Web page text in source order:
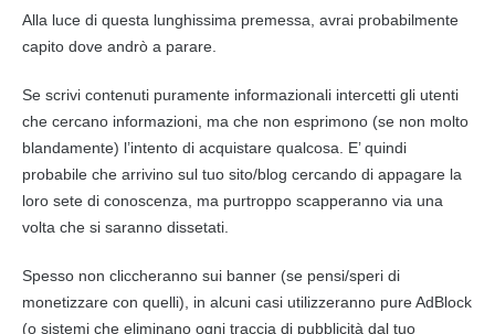
Alla luce di questa lunghissima premessa, avrai probabilmente
capito dove andrò a parare.
Se scrivi contenuti puramente informazionali intercetti gli utenti
che cercano informazioni, ma che non esprimono (se non molto
blandamente) l’intento di acquistare qualcosa. E’ quindi
probabile che arrivino sul tuo sito/blog cercando di appagare la
loro sete di conoscenza, ma purtroppo scapperanno via una
volta che si saranno dissetati.
Spesso non cliccheranno sui banner (se pensi/speri di
monetizzare con quelli), in alcuni casi utilizzeranno pure AdBlock
(o sistemi che eliminano ogni traccia di pubblicità dal tuo